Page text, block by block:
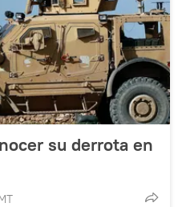
su derrota en